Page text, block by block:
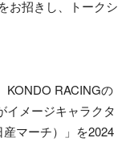
お招きし、トークシ
KONDO RACINGの
イメージキャラクタ
マーチ）」を2024